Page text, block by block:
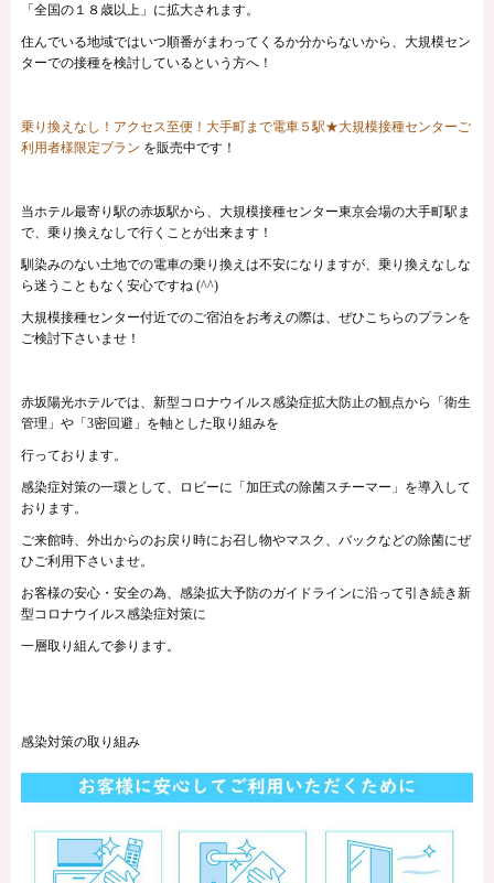
「全国の１８歳以上」に拡大されます。
住んでいる地域ではいつ順番がまわってくるか分からないから、大規模セン
ターでの接種を検討しているという方へ！
乗り換えなし！アクセス至便！大手町まで電車５駅★大規模接種センターご
利用者様限定プラン を販売中です！
当ホテル最寄り駅の赤坂駅から、大規模接種センター東京会場の大手町駅ま
で、乗り換えなしで行くことが出来ます！
馴染みのない土地での電車の乗り換えは不安になりますが、乗り換えなしな
ら迷うこともなく安心ですね (^^)
大規模接種センター付近でのご宿泊をお考えの際は、ぜひこちらのプランを
ご検討下さいませ！
赤坂陽光ホテルでは、新型コロナウイルス感染症拡大防止の観点から「衛生
管理」や「3密回避」を軸とした取り組みを
行っております。
感染症対策の一環として、ロビーに「加圧式の除菌スチーマー」を導入して
おります。
ご来館時、外出からのお戻り時にお召し物やマスク、バックなどの除菌にぜ
ひご利用下さいませ。
お客様の安心・安全の為、感染拡大予防のガイドラインに沿って引き続き新
型コロナウイルス感染症対策に
一層取り組んで参ります。
感染対策の取り組み